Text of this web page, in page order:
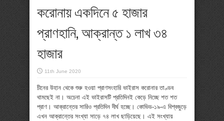
করোনায় একদিনে ৫ হাজার
প্রাণহানি, আক্রান্ত ১ লাখ ৩৪
হাজার
11th June 2020
চীনের উহান থেকে শুরু হওয়া প্রাণসংহারি ভাইরাস করোনার তাণ্ডব
থামছেই না। অচেনা এই ভাইরাসটি প্রতিদিনই কেড়ে নিচ্ছে শত শত
প্রাণ। আক্রান্তের সারিও প্রতিদিন দীর্ঘ হচ্ছে। কোভিড-১৯-এ বিশ্বজুড়ে
এখন আক্রান্তের সংখ্যা সাড়ে ৭৪ লাখ ছাড়িয়েছে। এই সংখ্যায়